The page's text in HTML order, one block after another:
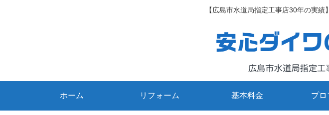
【広島市水道局指定工事店30年の実
ホーム リフォーム 基本料金 プロ